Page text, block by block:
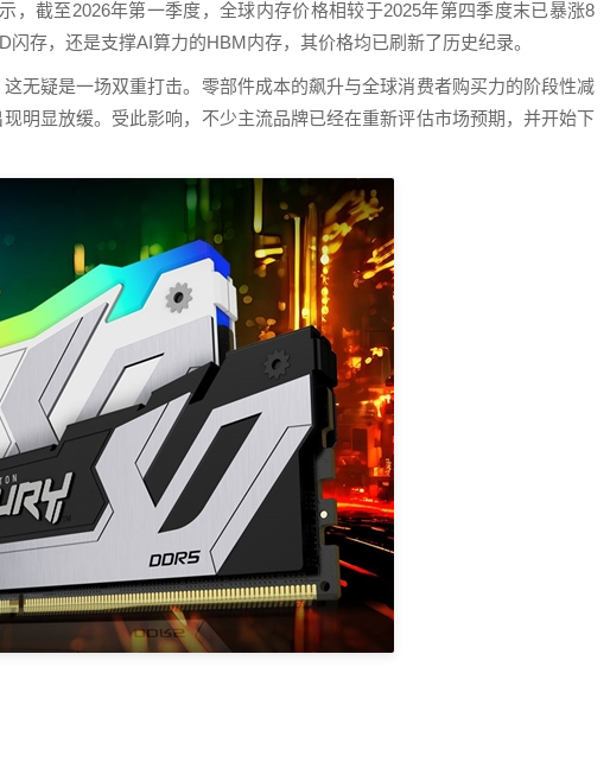
，截至2026年第一季度，全球内存价格相较于2025年第四季度末已暴涨8
存，还是支撑AI算力的HBM内存，其价格均已刷新了历史纪录。
无疑是一场双重打击。零部件成本的飙升与全球消费者购买力的阶段性减
明显放缓。受此影响，不少主流品牌已经在重新评估市场预期，并开始下